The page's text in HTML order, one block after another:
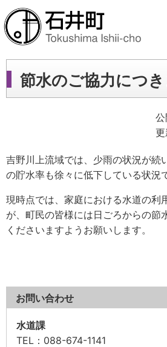
節水のご協力につ
吉野川上流域では、少雨の状況が続
の貯水率も徐々に低下している状況
現時点では、家庭における水道の利
が、町民の皆様には日ごろからの節
くださいますようお願いします。
お問い合わせ
水道課
TEL ：088-674-1141